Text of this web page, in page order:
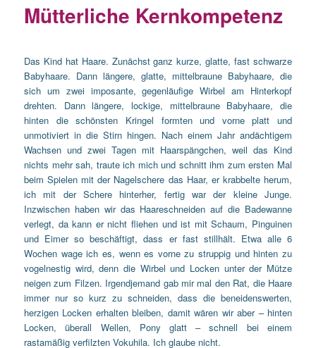
Mütterliche Kernkompetenz
Das Kind hat Haare. Zunächst ganz kurze, glatte, fast schwarze
Babyhaare. Dann längere, glatte, mittelbraune Babyhaare, die
sich um zwei imposante, gegenläufige Wirbel am Hinterkopf
drehten. Dann längere, lockige, mittelbraune Babyhaare, die
hinten die schönsten Kringel formten und vorne platt und
unmotiviert in die Stirn hingen. Nach einem Jahr andächtigem
Wachsen und zwei Tagen mit Haarspängchen, weil das Kind
nichts mehr sah, traute ich mich und schnitt ihm zum ersten Mal
beim Spielen mit der Nagelschere das Haar, er krabbelte herum,
ich mit der Schere hinterher, fertig war der kleine Junge.
Inzwischen haben wir das Haareschneiden auf die Badewanne
verlegt, da kann er nicht fliehen und ist mit Schaum, Pinguinen
und Eimer so beschäftigt, dass er fast stillhält. Etwa alle 6
Wochen wage ich es, wenn es vorne zu struppig und hinten zu
vogelnestig wird, denn die Wirbel und Locken unter der Mütze
neigen zum Filzen. Irgendjemand gab mir mal den Rat, die Haare
immer nur so kurz zu schneiden, dass die beneidenswerten,
herzigen Locken erhalten bleiben, damit wären wir aber – hinten
Locken, überall Wellen, Pony glatt – schnell bei einem
rastamäßig verfilzten Vokuhila. Ich glaube nicht.